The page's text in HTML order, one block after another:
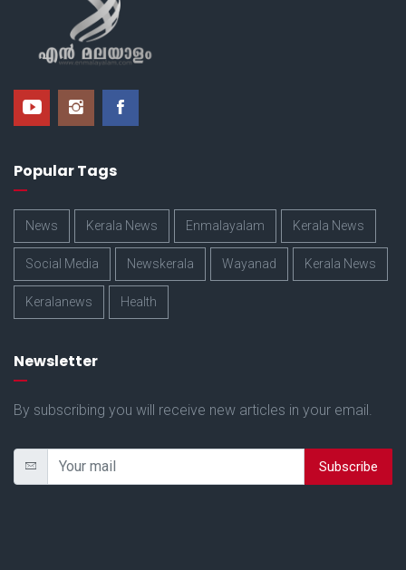
Popular Tags
News Kerala News Enmalayalam Kerala News
Social Media Newskerala Wayanad Kerala News
Keralanews Health
Newsletter
By subscribing you will receive new articles in your email.
Subscribe